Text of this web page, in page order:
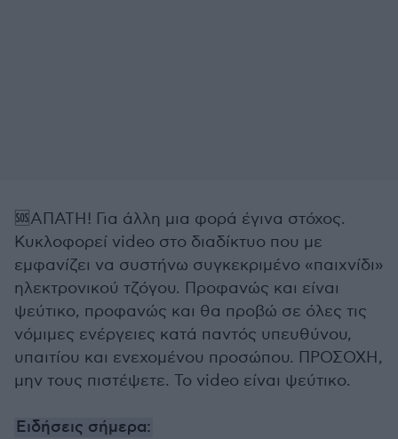
🆘ΑΠΑΤΗ! Για άλλη μια φορά έγινα στόχος.
Κυκλοφορεί video στο διαδίκτυο που με
εμφανίζει να συστήνω συγκεκριμένο «παιχνίδι»
ηλεκτρονικού τζόγου. Προφανώς και είναι
ψεύτικο, προφανώς και θα προβώ σε όλες τις
νόμιμες ενέργειες κατά παντός υπευθύνου,
υπαιτίου και ενεχομένου προσώπου. ΠΡΟΣΟΧΗ,
μην τους πιστέψετε. Το video είναι ψεύτικο.
Ειδήσεις σήμερα: